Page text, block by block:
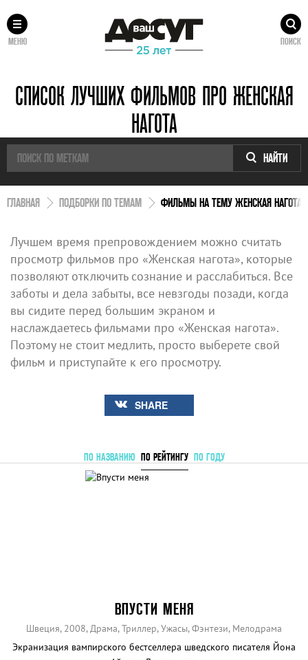
МЕНЮ ПОИСК
СПИСОК ЛУЧШИХ ФИЛЬМОВ ПРО ЖЕНСКАЯ
НАГОТА
НАЙТИ
ГЛАВНАЯ ПОДБОРКИ ПО ТЕМАМ ФИЛЬМЫ НА ТЕМУ ЖЕНСКАЯ НАГОТА
Лучшем время препровождением можно считать
просмотр фильмов про «Женская нагота», которые
позволяют отключить сознание и расслабиться. Все
заботы и дела забыты, все невзгоды позади, когда
вы сидите перед большим экраном и
наслаждаетесь фильмами про «Женская нагота».
Поэтому не стоит медлить, просто выберете свой
фильм и приступайте к его просмотру.
SHARE
ПО НАЗВАНИЮ ПО РЕЙТИНГУ ПО ГОДУ
ВПУСТИ МЕНЯ
Швеция, 2008, Драма, Триллер, Ужасы, Фэнтези, Мелодрама
Экранизация вампирского бестселлера шведского писателя Йона